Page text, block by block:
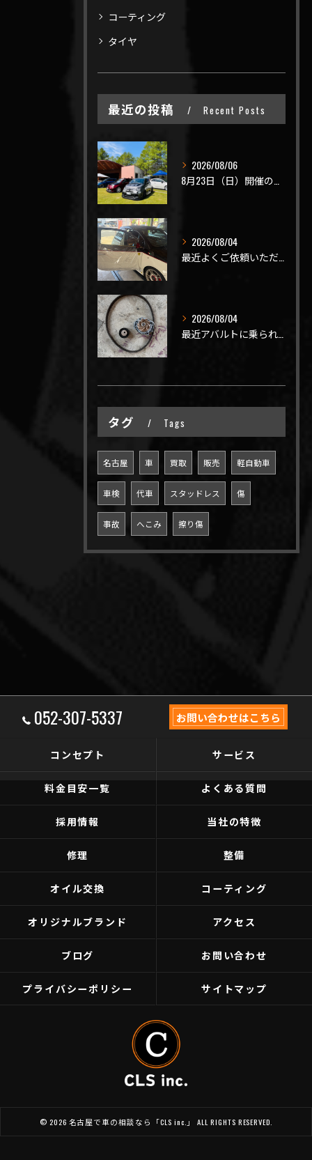
コーティング
タイヤ
最近の投稿 Recent Posts
2026/08/06
2026/08/04
2026/08/04
タグ Tags
名古屋 車 買取 販売 軽自動車
車検 代車 スタッドレス 傷
事故 へこみ 擦り傷
052-307-5337 お問い合わせはこちら
コンセプト サービス
料金目安一覧 よくある質問
採用情報 当社の特徴
修理 整備
オイル交換 コーティング
オリジナルブランド アクセス
ブログ お問い合わせ
プライバシーポリシー サイトマップ
© 2026 名古屋で車の相談なら「CLS inc.」 ALL RIGHTS RESERVED.